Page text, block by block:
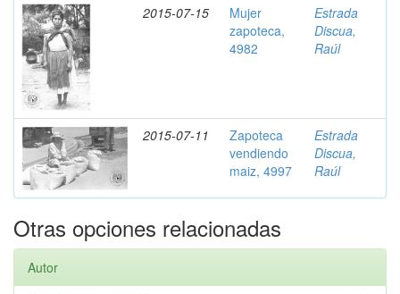
2015-07-15
Mujer
zapoteca,
4982
Estrada
Discua,
Raúl
2015-07-11
Zapoteca
vendiendo
maiz, 4997
Estrada
Discua,
Raúl
Otras opciones relacionadas
Autor